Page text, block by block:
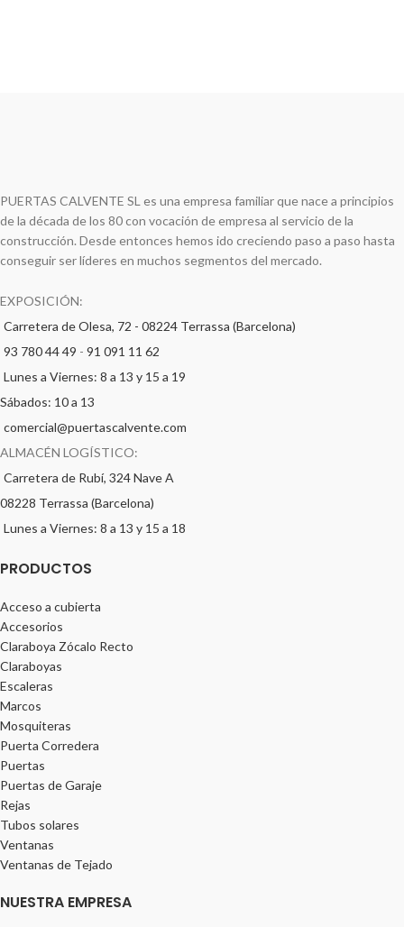
PUERTAS CALVENTE SL es una empresa familiar que nace a principios
de la década de los 80 con vocación de empresa al servicio de la
construcción. Desde entonces hemos ido creciendo paso a paso hasta
conseguir ser líderes en muchos segmentos del mercado.
EXPOSICIÓN:
Carretera de Olesa, 72 - 08224 Terrassa (Barcelona)
93 780 44 49 - 91 091 11 62
Lunes a Viernes: 8 a 13 y 15 a 19
Sábados: 10 a 13
comercial@puertascalvente.com
ALMACÉN LOGÍSTICO:
Carretera de Rubí, 324 Nave A
08228 Terrassa (Barcelona)
Lunes a Viernes: 8 a 13 y 15 a 18
PRODUCTOS
Acceso a cubierta
Accesorios
Claraboya Zócalo Recto
Claraboyas
Escaleras
Marcos
Mosquiteras
Puerta Corredera
Puertas
Puertas de Garaje
Rejas
Tubos solares
Ventanas
Ventanas de Tejado
NUESTRA EMPRESA